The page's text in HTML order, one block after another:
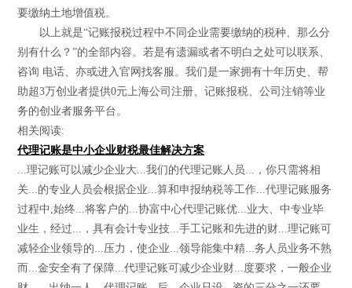
要缴纳土地增值税。
以上就是“记账报税过程中不同企业需要缴纳的税种、那么分
别有什么？”的全部内容。若是有遗漏或者不明白之处可以联系、
咨询 电话、亦或进入官网找客服。我们是一家拥有十年历史、帮
助超3万创业者提供0元上海公司注册、记账报税、公司注销等业
务的创业者服务平台。
相关阅读:
代理记账是中小企业财税最佳解决方案
...理记账可以减少企业大...我们的代理记账人员...，你只需将相
关...的专业人员会根据企业...算和申报纳税等工作...代理记账服务
过程中,始终...将客户的...协富中心代理记账优...业大、中专业毕
业生，经过...，具有会计专业技...手工记账和先进的财...理记账可
减轻企业领导的...压力，使企业...领导能集中精...务人员业务不熟
而...金安全有了保障...代理记账可减少企业财...度要求，一般企业